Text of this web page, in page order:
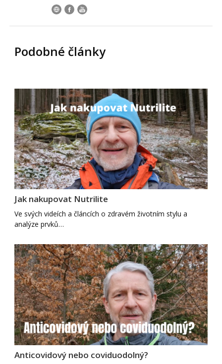
Podobné články
Jak nakupovat Nutrilite
Ve svých videích a článcích o zdravém životním stylu a
analýze prvků…
Anticovidový nebo coviduodolný?